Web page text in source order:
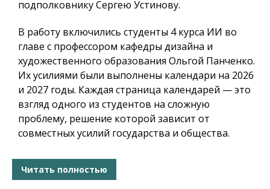
подполковнику Сергею Устинову.
В работу включились студенты 4 курса ИИ во
главе с профессором кафедры дизайна и
художественного образования Ольгой Панченко.
Их усилиями были выполнены календари на 2026
и 2027 годы. Каждая страница календарей — это
взгляд одного из студентов на сложную
проблему, решение которой зависит от
совместных усилий государства и общества.
Читать полностью